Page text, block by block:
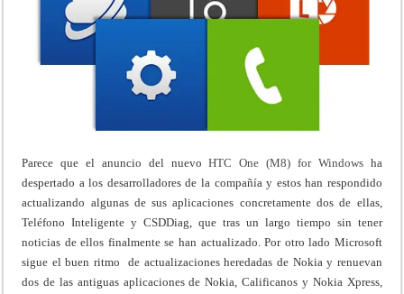
Parece que el anuncio del nuevoHTC One (M8) for Windowsha
despertado a los desarrolladores de la compañía y estos han respondido
actualizando algunas de sus aplicaciones concretamente dos de ellas,
Teléfono Inteligente y CSDDiag, que tras un largo tiempo sin tener
noticias de ellos finalmente se han actualizado. Por otro lado Microsoft
sigue el buen ritmo de actualizaciones heredadas de Nokia y renuevan
dos de las antiguas aplicaciones de Nokia, Calificanos y Nokia Xpress,